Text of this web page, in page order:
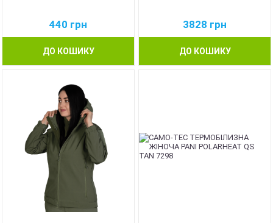
440 грн
ДО КОШИКУ
3828 грн
ДО КОШИКУ